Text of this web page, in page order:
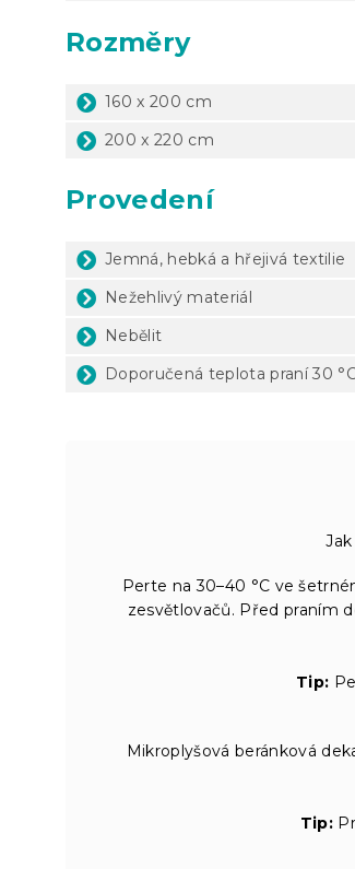
Rozměry
160 x 200 cm
200 x 220 cm
Provedení
Jemná, hebká a hřejivá textilie
Nežehlivý materiál
Nebělit
Doporučená teplota praní 30
Perte na 30–40 °C ve
zesvětlovačů. Před praním
Tip:
Mikroplyšová beránková
Tip: